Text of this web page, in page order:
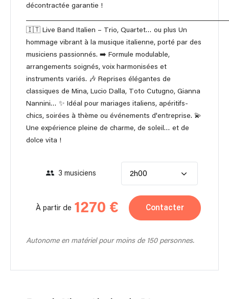
décontractée garantie !
🇮🇹 Live Band Italien – Trio, Quartet… ou plus Un
hommage vibrant à la musique italienne, porté par des
musiciens passionnés. ➡️ Formule modulable,
arrangements soignés, voix harmonisées et
instruments variés. 🎶 Reprises élégantes de
classiques de Mina, Lucio Dalla, Toto Cutugno, Gianna
Nannini… ✨ Idéal pour mariages italiens, apéritifs-
chics, soirées à thème ou événements d'entreprise. 💫
Une expérience pleine de charme, de soleil… et de
dolce vita !
3 musiciens 2h00
À partir de 1270 € Contacter
Autonome en matériel pour moins de 150 personnes.